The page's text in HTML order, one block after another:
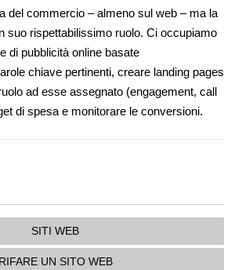
del commercio – almeno sul web – ma la
suo rispettabilissimo ruolo. Ci occupiamo
di pubblicità online basate
chiave pertinenti, creare landing pages
ad esse assegnato (engagement, call
di spesa e monitorare le conversioni.
SITI WEB
RIFARE UN SITO WEB